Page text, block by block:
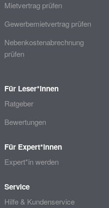
Mietvertrag prüfen
Gewerbemietvertrag prüfen
Nebenkostenabrechnung
prüfen
Für Leser*innen
Ratgeber
Bewertungen
Für Expert*innen
Expert*in werden
Service
Hilfe & Kundenservice